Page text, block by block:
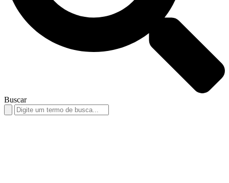
Buscar
Search
for: